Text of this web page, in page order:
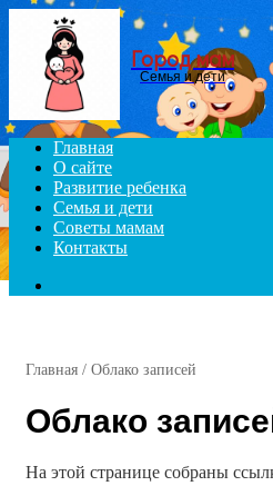
Город мам
Семья и дети
Главная
О сайте
Развитие ребенка
Семья и дети
Советы мамам
Контакты
Главная / Облако записей
Облако
На этой странице собраны